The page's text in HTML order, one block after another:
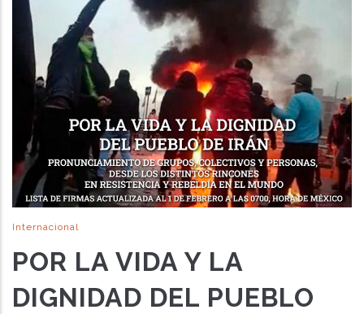
Internacional
POR LA VIDA Y LA
DIGNIDAD DEL PUEBLO